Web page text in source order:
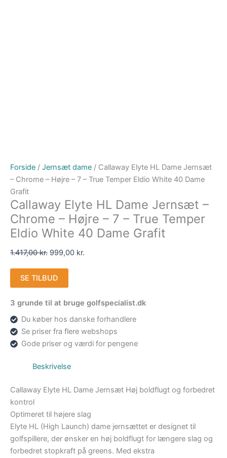
Forside / Jernsæt dame / Callaway Elyte HL Dame Jernsæt
– Chrome – Højre – 7 – True Temper Eldio White 40 Dame
Grafit
Callaway Elyte HL Dame Jernsæt –
Chrome – Højre – 7 – True Temper
Eldio White 40 Dame Grafit
1.417,00kr. 999,00 kr.
SE TILBUD
3 grunde til at bruge golfspecialist.dk
Du køber hos danske forhandlere
Se priser fra flere webshops
Gode priser og værdi for pengene
Beskrivelse
Callaway Elyte HL Dame Jernsæt Høj boldflugt og forbedret
kontrol
Optimeret til højere slag
Elyte HL (High Launch) dame jernsættet er designet til
golfspillere, der ønsker en høj boldflugt for længere slag og
forbedret stopkraft på greens. Med ekstra